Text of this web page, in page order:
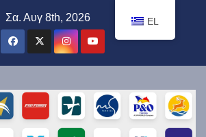
Σα. Αυγ 8th, 2026 EL